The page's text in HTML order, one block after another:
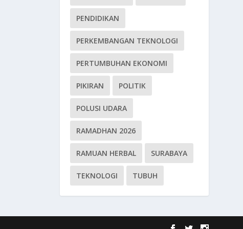
PENDIDIKAN
PERKEMBANGAN TEKNOLOGI
PERTUMBUHAN EKONOMI
PIKIRAN POLITIK
POLUSI UDARA
RAMADHAN 2026
RAMUAN HERBAL SURABAYA
TEKNOLOGI TUBUH